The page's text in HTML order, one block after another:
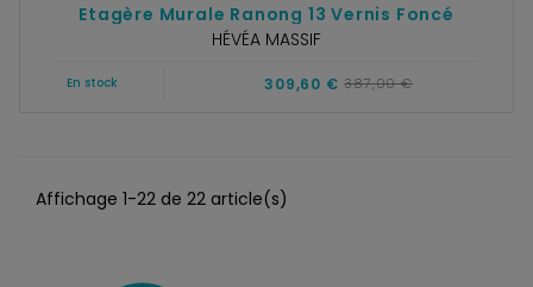
Etagère Murale Ranong 13 Vernis Foncé
HÉVÉA MASSIF
En stock 309,60 € 387,00 €
Affichage 1-22 de 22 article(s)